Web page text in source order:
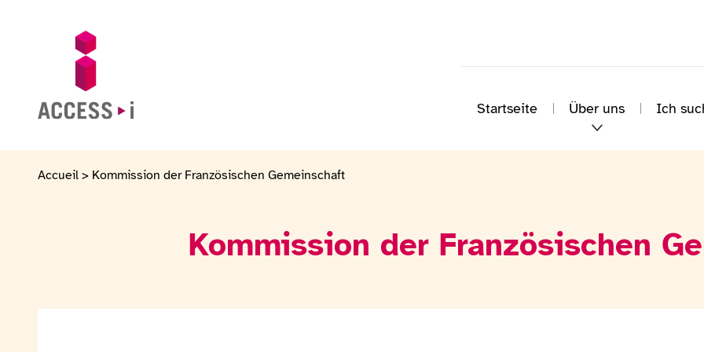
Startseite Über uns Ich
Accueil > Kommission der Französischen Gemeinschaft
Kommission der Französischen